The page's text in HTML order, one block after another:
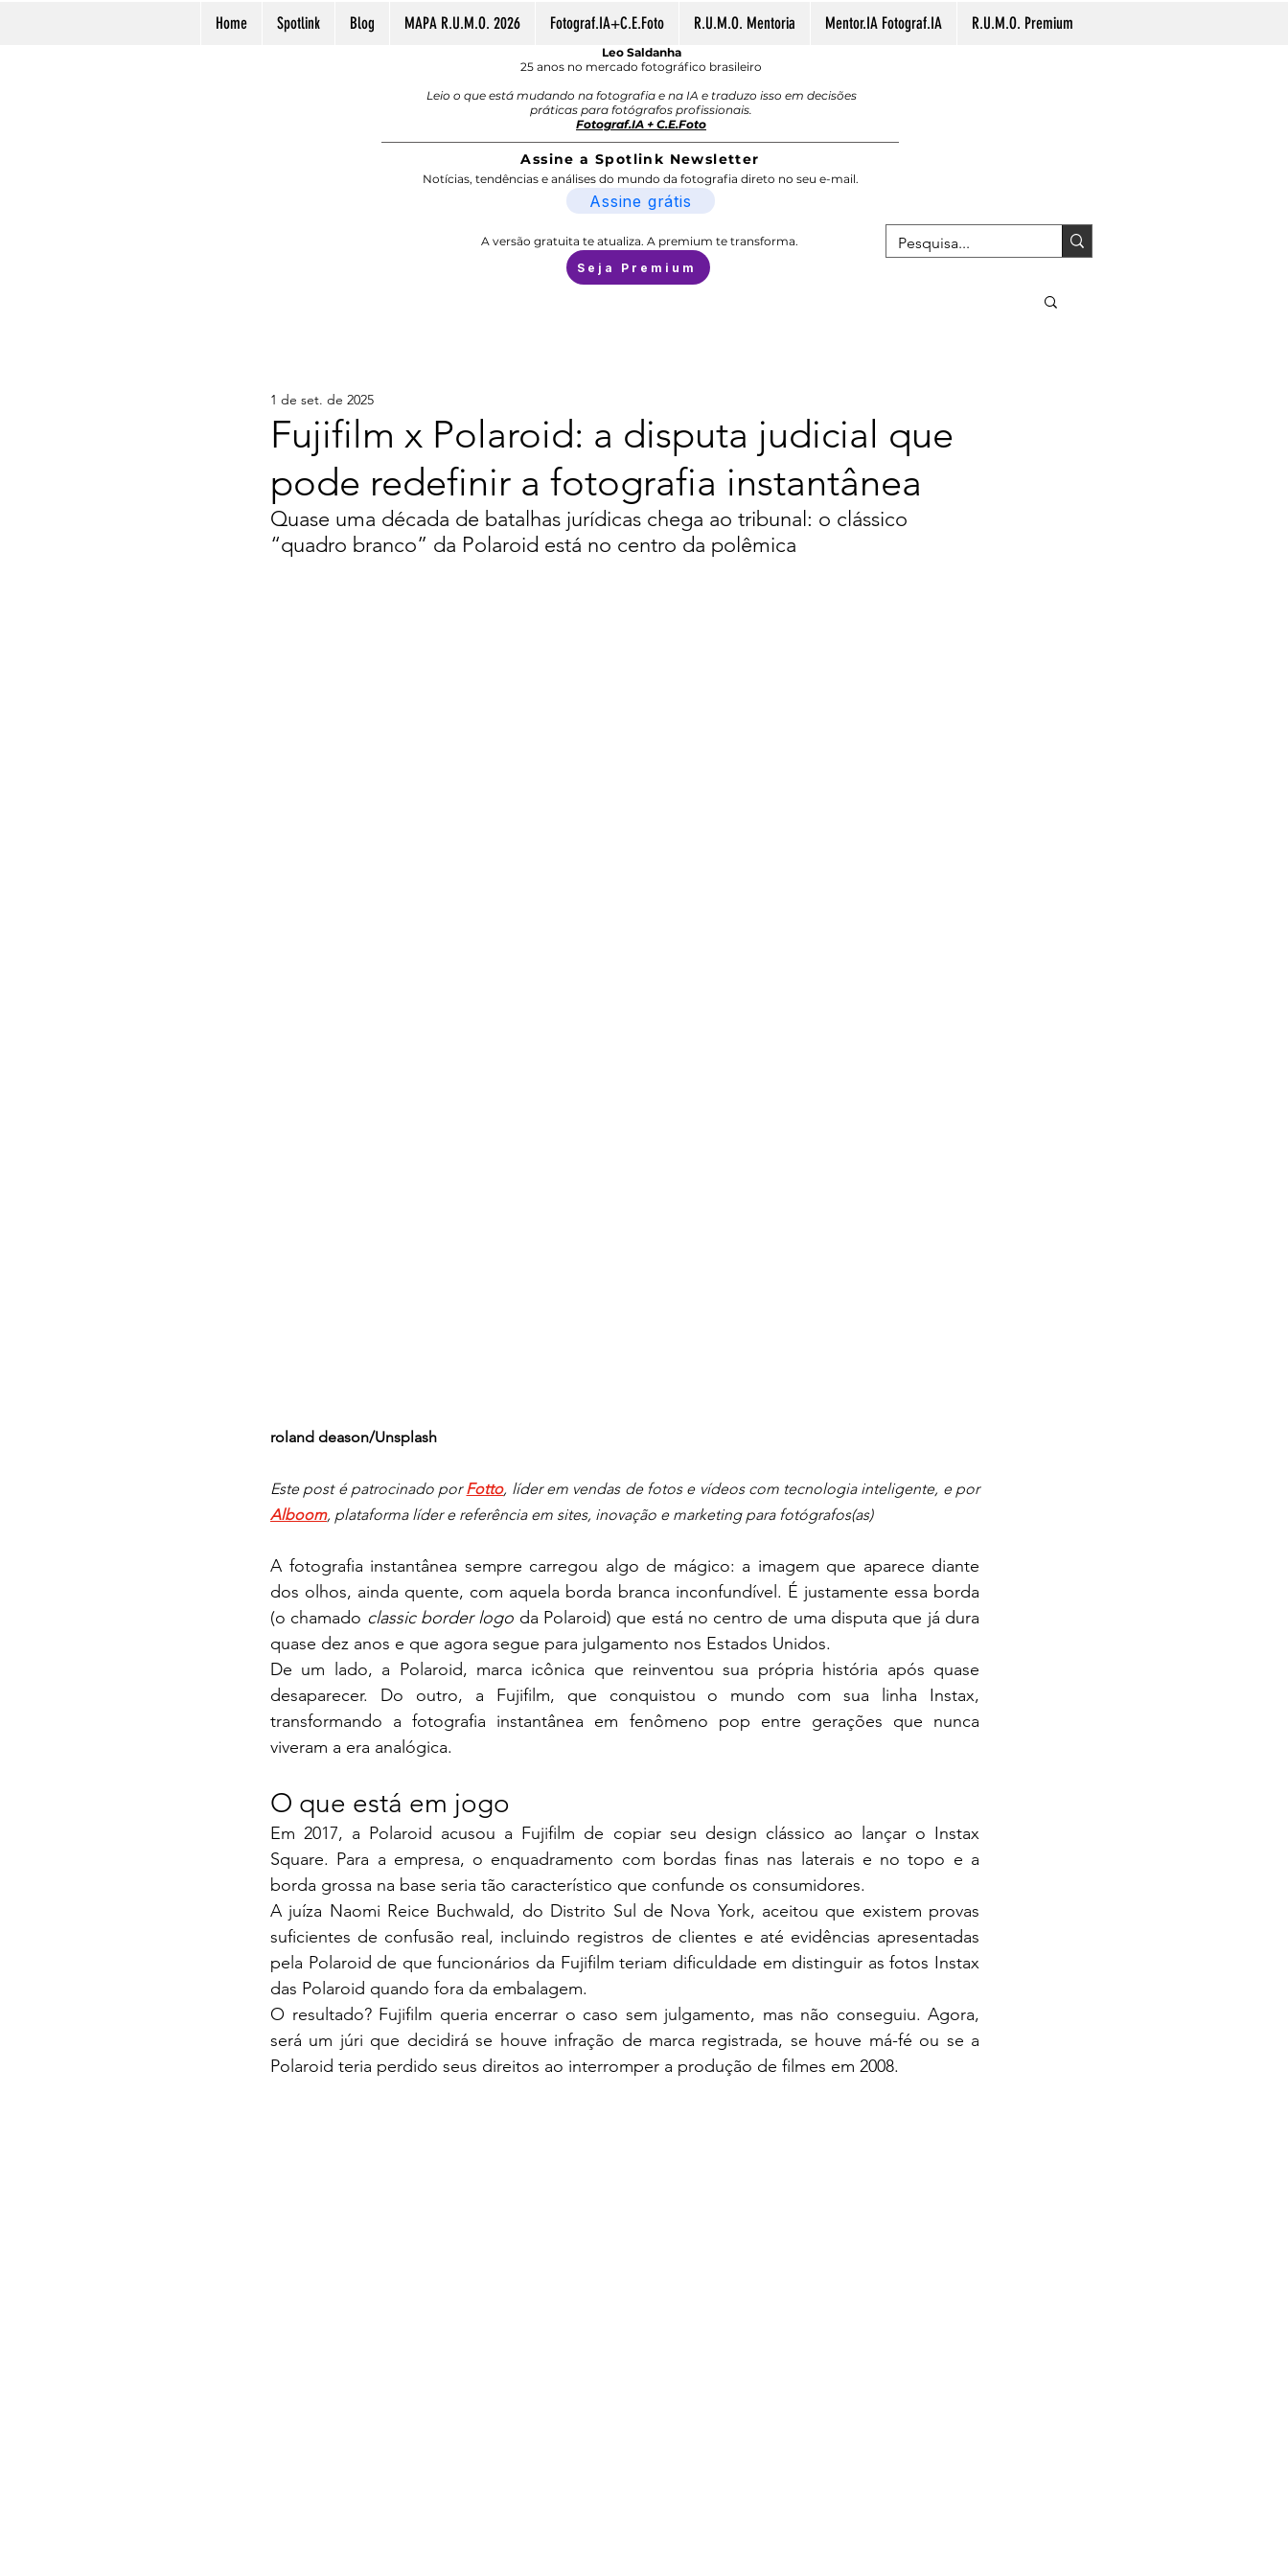
Home Spotlink Blog MAPA R.U.M.O. 2026 Fotograf.IA+C.E.Foto R.U.M.O. Mentoria Mentor.IA Fotograf.IA R.U.M.O. Premium
Leo Saldanha
25 anos no mercado fotográfico brasileiro
Leio o que está mudando na fotografia e na IA e traduzo isso em decisões
práticas para fotógrafos profissionais.
Fotograf.IA + C.E.Foto
Assine a Spotlink Newsletter
Notícias, tendências e análises do mundo da fotografia direto no seu e-mail.
Assine grátis
A versão gratuita te atualiza. A premium te transforma.
Seja Premium
Fujifilm x Polaroid: a disputa judicial que
pode redefinir a fotografia instantânea
1 de set. de 2025
Quase uma década de batalhas jurídicas chega ao tribunal: o clássico
“quadro branco” da Polaroid está no centro da polêmica
roland deason/Unsplash
Este post é patrocinado por Fotto
, líder em vendas de fotos e vídeos com tecnologia inteligente, e por
Alboom, plataforma líder e referência em sites, inovação e marketing para fotógrafos(as)
A fotografia instantânea sempre carregou algo de mágico: a imagem que aparece diante
dos olhos, ainda quente, com aquela borda branca inconfundível. É justamente essa borda
(o chamado classic border logo da Polaroid) que está no centro de uma disputa que já dura
quase dez anos e que agora segue para julgamento nos Estados Unidos.
De um lado, a Polaroid, marca icônica que reinventou sua própria história após quase
desaparecer. Do outro, a Fujifilm, que conquistou o mundo com sua linha Instax,
transformando a fotografia instantânea em fenômeno pop entre gerações que nunca
viveram a era analógica.
O que está em jogo
Em 2017, a Polaroid acusou a Fujifilm de copiar seu design clássico ao lançar o Instax
Square. Para a empresa, o enquadramento com bordas finas nas laterais e no topo e a
borda grossa na base seria tão característico que confunde os consumidores.
A juíza Naomi Reice Buchwald, do Distrito Sul de Nova York, aceitou que existem provas
suficientes de confusão real, incluindo registros de clientes e até evidências apresentadas
pela Polaroid de que funcionários da Fujifilm teriam dificuldade em distinguir as fotos Instax
das Polaroid quando fora da embalagem.
O resultado? Fujifilm queria encerrar o caso sem julgamento, mas não conseguiu. Agora,
será um júri que decidirá se houve infração de marca registrada, se houve má-fé ou se a
Polaroid teria perdido seus direitos ao interromper a produção de filmes em 2008.